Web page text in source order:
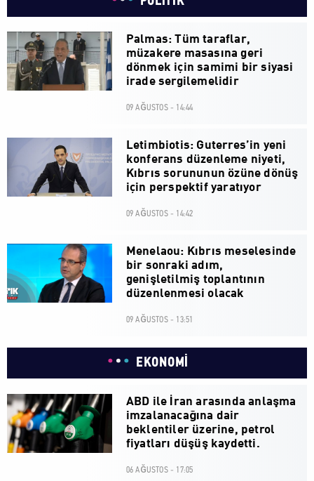
Palmas: Tüm taraflar,
müzakere masasına geri
dönmek için samimi bir siyasi
irade sergilemelidir
09 AĞUSTOS - 14:44
Letimbiotis: Guterres’in yeni
konferans düzenleme niyeti,
Kıbrıs sorununun özüne dönüş
için perspektif yaratıyor
09 AĞUSTOS - 14:42
Menelaou: Kıbrıs meselesinde
bir sonraki adım,
genişletilmiş toplantının
düzenlenmesi olacak
09 AĞUSTOS - 13:51
EKONOMİ
ABD ile İran arasında anlaşma
imzalanacağına dair
beklentiler üzerine, petrol
fiyatları düşüş kaydetti.
06 AĞUSTOS - 17:05